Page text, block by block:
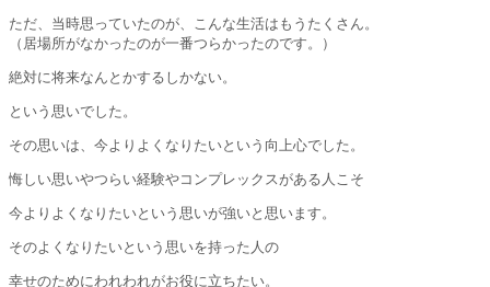
ただ、当時思っていたのが、こんな生活はもうたくさん。
（居場所がなかったのが一番つらかったのです。）
絶対に将来なんとかするしかない。
という思いでした。
その思いは、今よりよくなりたいという向上心でした。
悔しい思いやつらい経験やコンプレックスがある人こそ
今よりよくなりたいという思いが強いと思います。
そのよくなりたいという思いを持った人の
幸せのためにわれわれがお役に立ちたい。